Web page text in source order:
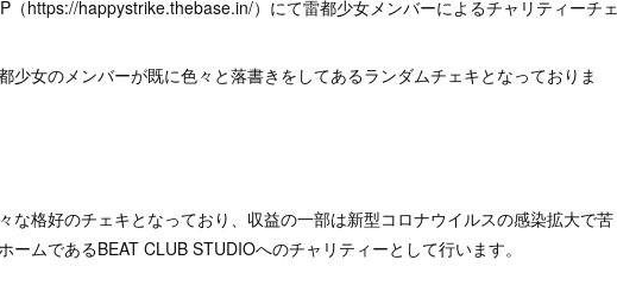
（https://happystrike.thebase.in/）にて雷都少女メンバーによるチャリティーチェ
少女のメンバーが既に色々と落書きをしてあるランダムチェキとなっておりま
な格好のチェキとなっており、収益の一部は新型コロナウイルスの感染拡大で苦
ームであるBEAT CLUB STUDIOへのチャリティーとして行います。